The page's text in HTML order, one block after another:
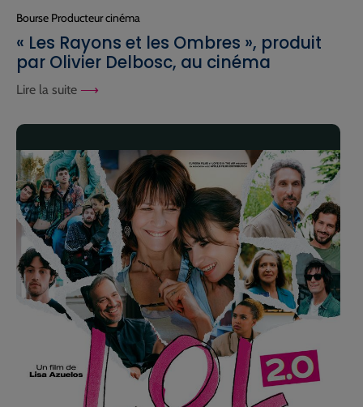
Bourse Producteur cinéma
« Les Rayons et les Ombres », produit
par Olivier Delbosc, au cinéma
Lire la suite